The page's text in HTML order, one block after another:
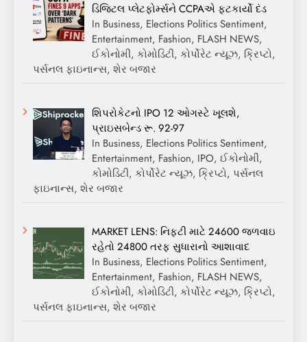
ડિજિટલ પ્લેટફોર્મ્સને CCPAએ ફટકાર્યો દંડ
In Business, Elections Politics Sentiment,
Entertainment, Fashion, FLASH NEWS,
ઈકોનોમી, કોમોડિટી, કોર્પોરેટ ન્યૂઝ, ક્રિપ્ટો,
પર્સનલ ફાઇનાન્સ, શેર બજાર
શિપરોકેટનો IPO 12 ઓગસ્ટે ખૂલશે,
પ્રાઇસબેન્ડ રૂ. 92-97
In Business, Elections Politics Sentiment,
Entertainment, Fashion, IPO, ઈકોનોમી,
કોમોડિટી, કોર્પોરેટ ન્યૂઝ, ક્રિપ્ટો, પર્સનલ
ફાઇનાન્સ, શેર બજાર
MARKET LENS: નિફ્ટી માટે 24600 જળવાઇ
રહેતો 24800 તરફ સુધારાનો આશાવાદ
In Business, Elections Politics Sentiment,
Entertainment, Fashion, FLASH NEWS,
ઈકોનોમી, કોમોડિટી, કોર્પોરેટ ન્યૂઝ, ક્રિપ્ટો,
પર્સનલ ફાઇનાન્સ, શેર બજાર